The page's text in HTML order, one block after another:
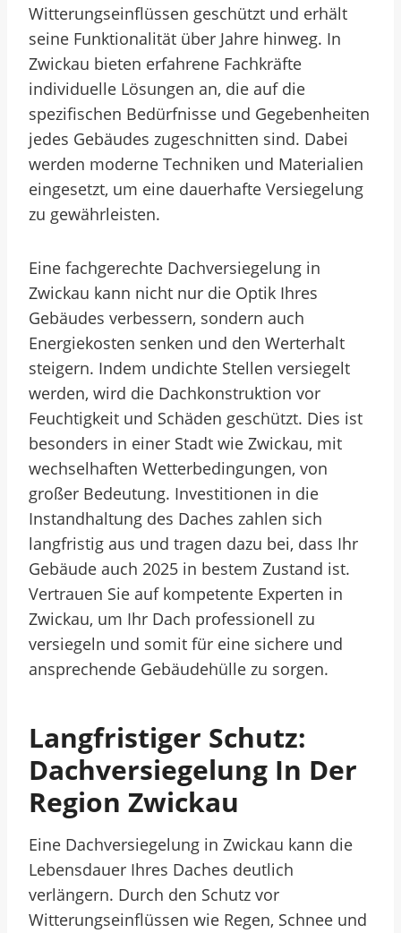
Witterungseinflüssen geschützt und erhält
seine Funktionalität über Jahre hinweg. In
Zwickau bieten erfahrene Fachkräfte
individuelle Lösungen an, die auf die
spezifischen Bedürfnisse und Gegebenheiten
jedes Gebäudes zugeschnitten sind. Dabei
werden moderne Techniken und Materialien
eingesetzt, um eine dauerhafte Versiegelung
zu gewährleisten.
Eine fachgerechte Dachversiegelung in
Zwickau kann nicht nur die Optik Ihres
Gebäudes verbessern, sondern auch
Energiekosten senken und den Werterhalt
steigern. Indem undichte Stellen versiegelt
werden, wird die Dachkonstruktion vor
Feuchtigkeit und Schäden geschützt. Dies ist
besonders in einer Stadt wie Zwickau, mit
wechselhaften Wetterbedingungen, von
großer Bedeutung. Investitionen in die
Instandhaltung des Daches zahlen sich
langfristig aus und tragen dazu bei, dass Ihr
Gebäude auch 2025 in bestem Zustand ist.
Vertrauen Sie auf kompetente Experten in
Zwickau, um Ihr Dach professionell zu
versiegeln und somit für eine sichere und
ansprechende Gebäudehülle zu sorgen.
Langfristiger Schutz:
Dachversiegelung In Der
Region Zwickau
Eine Dachversiegelung in Zwickau kann die
Lebensdauer Ihres Daches deutlich
verlängern. Durch den Schutz vor
Witterungseinflüssen wie Regen, Schnee und